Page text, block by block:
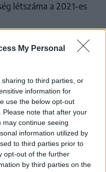
My Personal
to third parties, or
information for
use the below opt-out
note that after your
continue seeing
information utilized by
to third parties prior to
opt-out of the further
by third parties on the
létszáma a 2021-es